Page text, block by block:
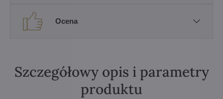
Ocena
Szczegółowy opis i parametry
produktu